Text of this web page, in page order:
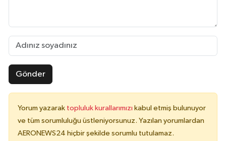
Gönder
Yorum yazarak topluluk kurallarımızı kabul etmiş bulunuyor
ve tüm sorumluluğu üstleniyorsunuz. Yazılan yorumlardan
AERONEWS24 hiçbir şekilde sorumlu tutulamaz.